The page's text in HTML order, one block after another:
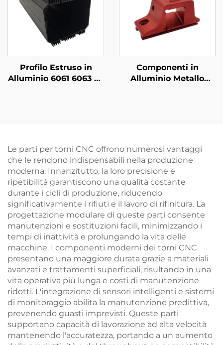
Profilo Estruso in
Alluminio 6061 6063 T5
Componenti in
Alluminio Metallo
Le parti per torni CNC offrono numerosi vantaggi
che le rendono indispensabili nella produzione
moderna. Innanzitutto, la loro precisione e
ripetibilità garantiscono una qualità costante
durante i cicli di produzione, riducendo
significativamente i rifiuti e il lavoro di rifinitura. La
progettazione modulare di queste parti consente
manutenzioni e sostituzioni facili, minimizzando i
tempi di inattività e prolungando la vita delle
macchine. I componenti moderni dei torni CNC
presentano una maggiore durata grazie a materiali
avanzati e trattamenti superficiali, risultando in una
vita operativa più lunga e costi di manutenzione
ridotti. L'integrazione di sensori intelligenti e sistemi
di monitoraggio abilita la manutenzione predittiva,
prevenendo guasti imprevisti. Queste parti
supportano capacità di lavorazione ad alta velocità
mantenendo l'accuratezza, portando a un aumento